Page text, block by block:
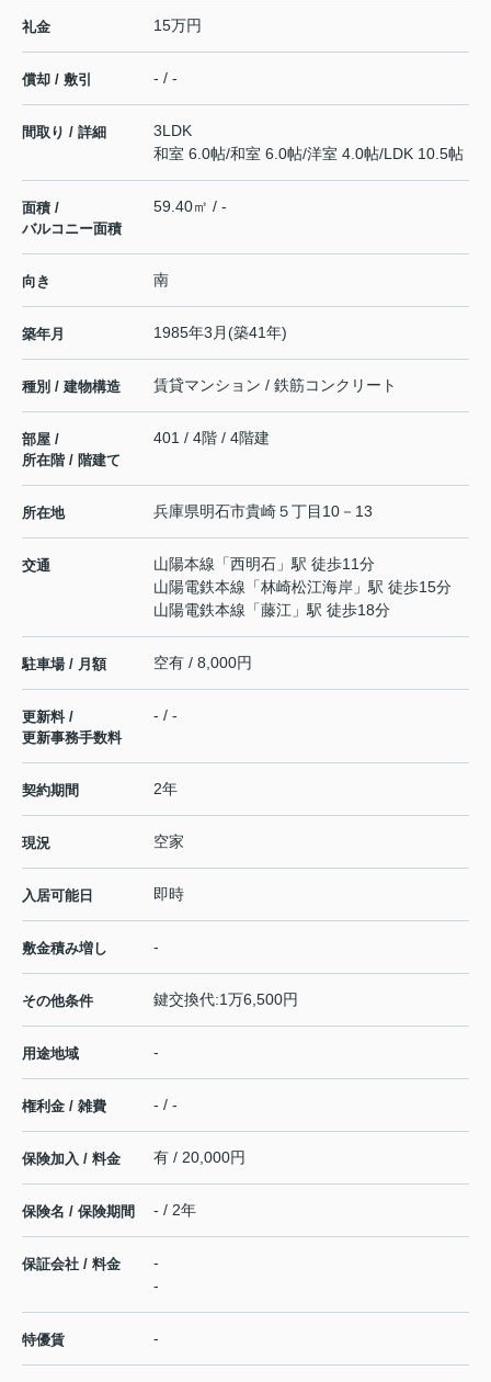
礼金 15万円
償却 / 敷引 - / -
間取り / 詳細
3LDK
和室 6.0帖/和室 6.0帖/洋室 4.0帖/LDK 10.5帖
面積 /
バルコニー面積
59.40㎡ / -
向き 南
築年月 1985年3月(築41年)
種別 / 建物構造 賃貸マンション / 鉄筋コンクリート
部屋 /
所在階 / 階建て
401 / 4階 / 4階建
所在地 兵庫県明石市貴崎５丁目10－13
交通 山陽本線 「西明石 」駅 徒歩11分
山陽電鉄本線 「林崎松江海岸 」駅 徒歩15分
山陽電鉄本線 「藤江 」駅 徒歩18分
駐車場 / 月額 空有 / 8,000円
更新料 /
更新事務手数料
- / -
契約期間 2年
現況 空家
入居可能日 即時
敷金積み増し -
その他条件 鍵交換代:1万6,500円
用途地域 -
権利金 / 雑費 - / -
保険加入 / 料金 有 / 20,000円
保険名 / 保険期間 - / 2年
保証会社 / 料金
-
-
特優賃 -